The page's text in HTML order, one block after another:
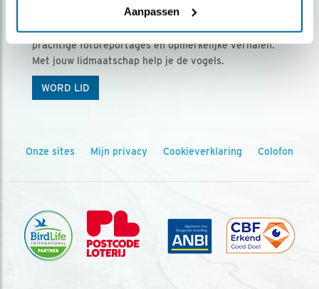
Aanpassen
Ontvang 5 x Vogels voor € 36,00 per jaar
Vogels is het tijdschrift voor onze leden, met
prachtige fotoreportages en opmerkelijke verhalen.
Met jouw lidmaatschap help je de vogels.
WORD LID
Onze sites Mijn privacy Cookieverklaring Colofon